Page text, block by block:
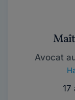
Avocat
17